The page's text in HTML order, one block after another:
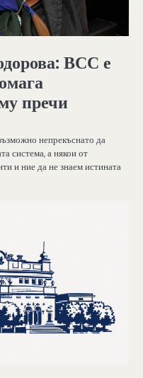
ВСС е
пречи
непрекъснато да
система, а някои от
и ние да не знаем истината